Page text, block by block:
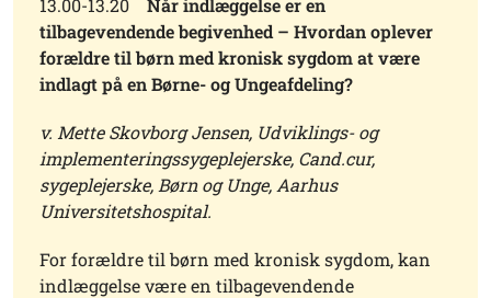
tilbagevendende begivenhed – Hvordan oplever
forældre til børn med kronisk sygdom at være
indlagt på en Børne- og Ungeafdeling?
v. Mette Skovborg Jensen, Udviklings- og
implementeringssygeplejerske, Cand.cur,
sygeplejerske, Børn og Unge, Aarhus
Universitetshospital.
For forældre til børn med kronisk sygdom, kan
indlæggelse være en tilbagevendende